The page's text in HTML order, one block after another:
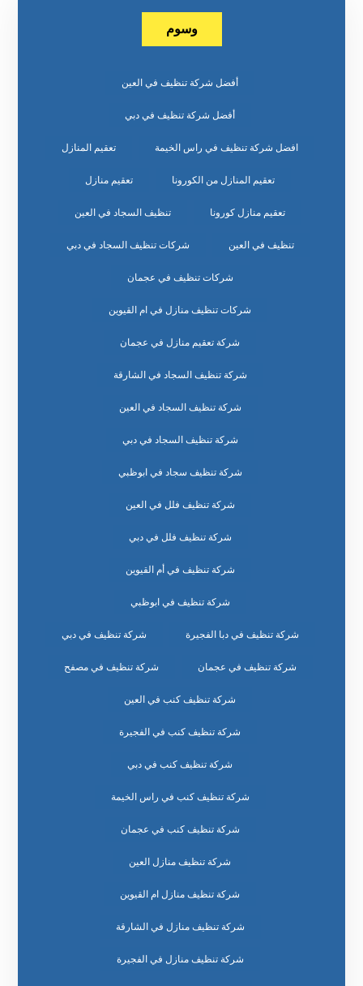
وسوم
أفضل شركة تنظيف في العين
أفضل شركة تنظيف في دبي
افضل شركة تنظيف في راس الخيمة تعقيم المنازل
تعقيم المنازل من الكورونا تعقيم منازل
تعقيم منازل كورونا تنظيف السجاد في العين
تنظيف في العين شركات تنظيف السجاد في دبي
شركات تنظيف في عجمان
شركات تنظيف منازل في ام القيوين
شركة تعقيم منازل في عجمان
شركة تنظيف السجاد في الشارقة
شركة تنظيف السجاد في العين
شركة تنظيف السجاد في دبي
شركة تنظيف سجاد في ابوظبي
شركة تنظيف فلل في العين
شركة تنظيف فلل في دبي
شركة تنظيف في أم القيوين
شركة تنظيف في ابوظبي
شركة تنظيف في دبا الفجيرة شركة تنظيف في دبي
شركة تنظيف في عجمان شركة تنظيف في مصفح
شركة تنظيف كنب في العين
شركة تنظيف كنب في الفجيرة
شركة تنظيف كنب في دبي
شركة تنظيف كنب في راس الخيمة
شركة تنظيف كنب في عجمان
شركة تنظيف منازل العين
شركة تنظيف منازل ام القيوين
شركة تنظيف منازل في الشارقة
شركة تنظيف منازل في الفجيرة